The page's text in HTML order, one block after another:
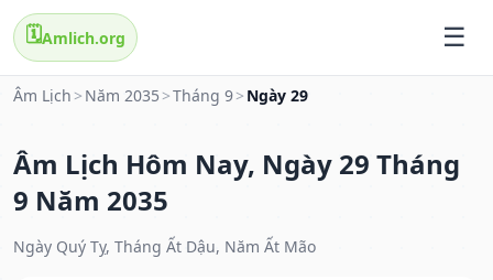
🗓️Amlich.org
Âm Lịch > Năm 2035 >Tháng 9> Ngày 29
Âm Lịch Hôm Nay, Ngày 29 Tháng
9 Năm 2035
Ngày Quý Tỵ, Tháng Ất Dậu, Năm Ất Mão